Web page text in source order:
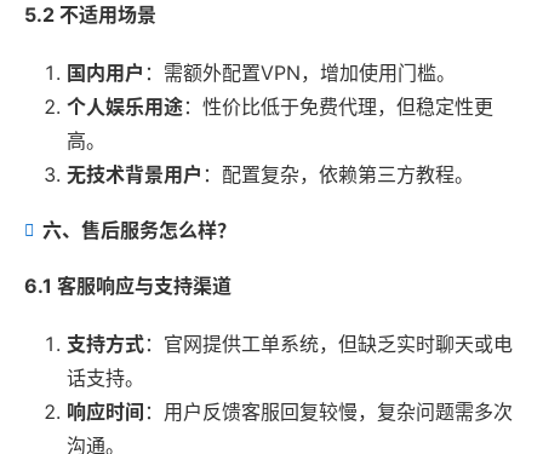
5.2 不适用场景
国内用户 ：需额外配置VPN，增加使用门槛。
个人娱乐用途：性价比低于免费代理，但稳定性更
高。
无技术背景用户 ：配置复杂，依赖第三方教程。
六、售后服务怎么样？
6.1 客服响应与支持渠道
支持方式：官网提供工单系统，但缺乏实时聊天或电
话支持。
响应时间 ：用户反馈客服回复较慢，复杂问题需多次
沟通。